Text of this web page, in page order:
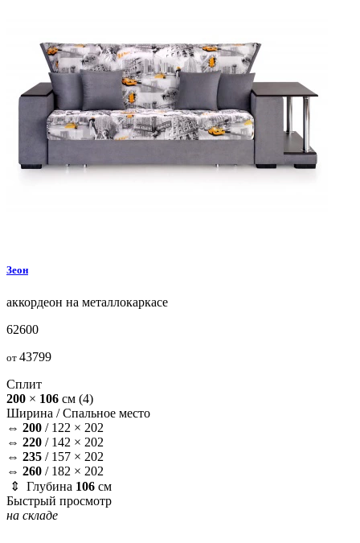
Зеон
аккордеон на металлокаркасе
62600
от 43799
Сплит
200 × 106 см (4)
Ширина /Спальное место
⇔ 200 / 122 × 202
⇔ 220 / 142 × 202
⇔ 235 / 157 × 202
⇔ 260 / 182 × 202
⇕ Глубина 106 см
Быстрый просмотр
на складе